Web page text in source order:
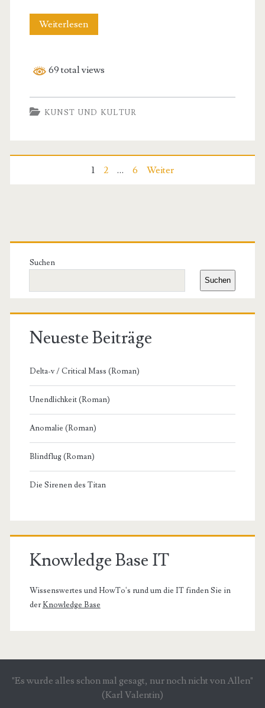
WeiterlesenDie
Kosmonautin
69 total views
KUNST UND KULTUR
Seitennummerierung
1 2 … 6 Weiter
Primäre
Seitenleiste
Suchen
Suchen
Neueste Beiträge
Delta-v / Critical Mass (Roman)
Unendlichkeit (Roman)
Anomalie (Roman)
Blindflug (Roman)
Die Sirenen des Titan
Knowledge Base IT
Wissenswertes und HowTo's rund um die IT finden Sie in
derKnowledge Base
"Es wurde alles schon mal gesagt, nur noch nicht von Allen"
(Karl Valentin)